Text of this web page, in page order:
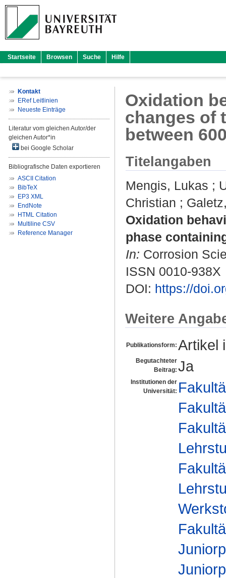
Startseite Browsen Suche Hilfe
Kontakt
ERef Leitlinien
Neueste Einträge
Literatur vom gleichen Autor/der
gleichen Autor*in
bei Google Scholar
Bibliografische Daten exportieren
ASCII Citation
BibTeX
EP3 XML
EndNote
HTML Citation
Multiline CSV
Reference Manager
Oxidation
changes of
between
Titelangaben
Mengis, Lukas ;
Christian ;
Oxidation
phase
In: Corrosion
ISSN 0010-938X
DOI: https://
Weitere
Publikationsform: Artikel
Begutachteter
Beitrag: Ja
Institutionen der
Universität: